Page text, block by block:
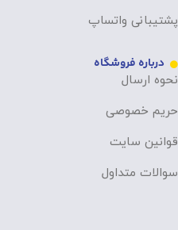
پشتیبانی واتساپ
درباره فروشگاه
نحوه ارسال
حریم خصوصی
قوانین سایت
سوالات متداول